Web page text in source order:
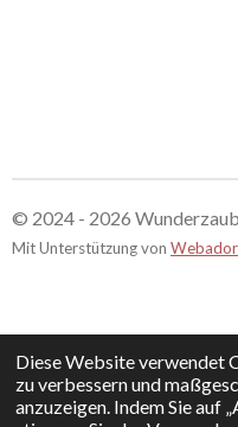
Diese Website verwendet
zu verbessern und
anzuzeigen. Indem Sie auf
© 2024 - 2026
Mit Unterstützung von Webador